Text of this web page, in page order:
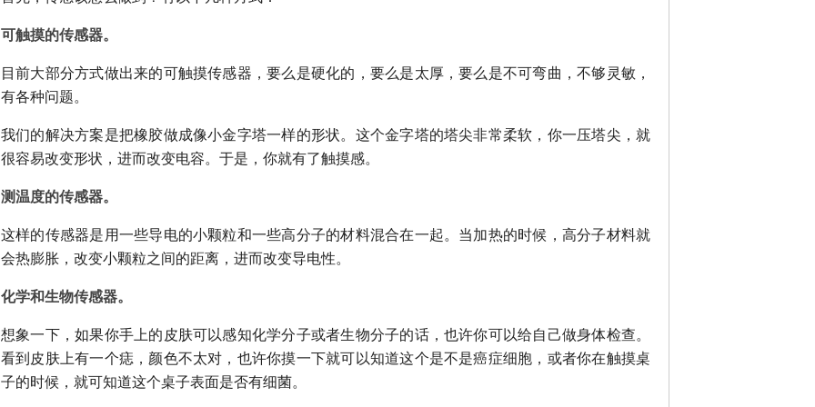
可触摸的传感器。
目前大部分方式做出来的可触摸传感器，要么是硬化的，要么是太厚，要么是不可弯曲，不够灵敏，
有各种问题。
我们的解决方案是把橡胶做成像小金字塔一样的形状。这个金字塔的塔尖非常柔软，你一压塔尖，就
很容易改变形状，进而改变电容。于是，你就有了触摸感。
测温度的传感器。
这样的传感器是用一些导电的小颗粒和一些高分子的材料混合在一起。当加热的时候，高分子材料就
会热膨胀，改变小颗粒之间的距离，进而改变导电性。
化学和生物传感器。
想象一下，如果你手上的皮肤可以感知化学分子或者生物分子的话，也许你可以给自己做身体检查。
看到皮肤上有一个痣，颜色不太对，也许你摸一下就可以知道这个是不是癌症细胞，或者你在触摸桌
子的时候，就可知道这个桌子表面是否有细菌。